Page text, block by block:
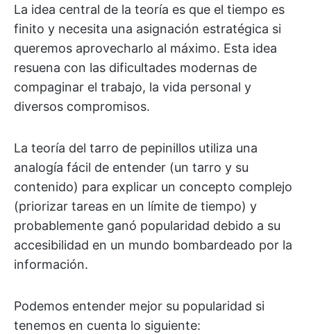
La idea central de la teoría es que el tiempo es
finito y necesita una asignación estratégica si
queremos aprovecharlo al máximo. Esta idea
resuena con las dificultades modernas de
compaginar el trabajo, la vida personal y
diversos compromisos.
La teoría del tarro de pepinillos utiliza una
analogía fácil de entender (un tarro y su
contenido) para explicar un concepto complejo
(priorizar tareas en un límite de tiempo) y
probablemente ganó popularidad debido a su
accesibilidad en un mundo bombardeado por la
información.
Podemos entender mejor su popularidad si
tenemos en cuenta lo siguiente: